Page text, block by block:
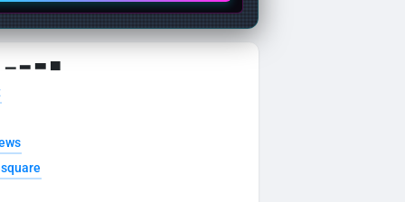
▁ ▂ ▃ ▄